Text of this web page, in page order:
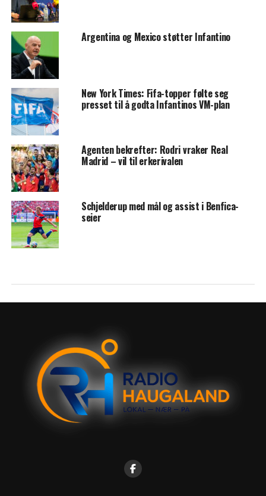
Argentina og Mexico støtter Infantino
New York Times: Fifa-topper følte seg
presset til å godta Infantinos VM-plan
Agenten bekrefter: Rodri vraker Real
Madrid – vil til erkerivalen
Schjelderup med mål og assist i Benfica-
seier